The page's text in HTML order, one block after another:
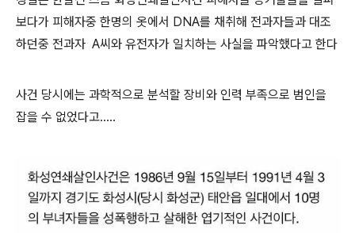
보다가 피해자중 한명의 옷에서 DNA를 채취해 전과자들과 대조
하던중 전과자 A씨와 유전자가 일치하는 사실을 파악했다고 한다
사건 당시에는 과학적으로 분석할 장비와 인력 부족으로 범인을
잡을 수 없었다고.....